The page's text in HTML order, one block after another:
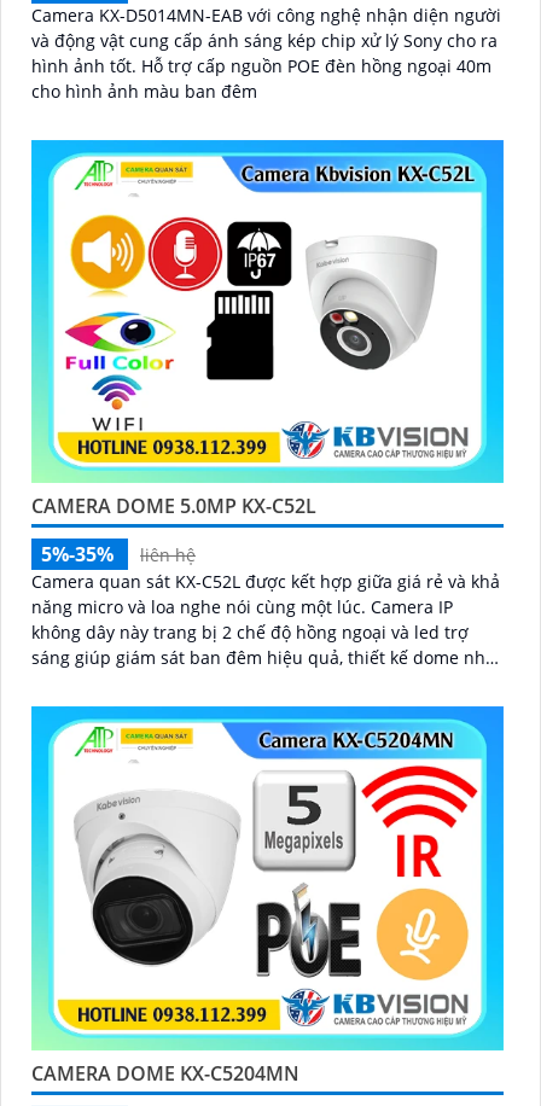
Camera KX-D5014MN-EAB với công nghệ nhận diện người
và động vật cung cấp ánh sáng kép chip xử lý Sony cho ra
hình ảnh tốt. Hỗ trợ cấp nguồn POE đèn hồng ngoại 40m
cho hình ảnh màu ban đêm
CAMERA DOME 5.0MP KX-C52L
5%-35%
liên hệ
Camera quan sát KX-C52L được kết hợp giữa giá rẻ và khả
năng micro và loa nghe nói cùng một lúc. Camera IP
không dây này trang bị 2 chế độ hồng ngoại và led trợ
sáng giúp giám sát ban đêm hiệu quả, thiết kế dome nhỏ
CAMERA DOME KX-C5204MN